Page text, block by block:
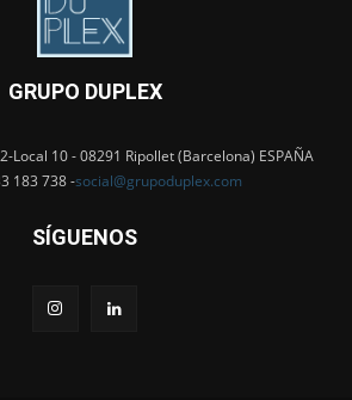
GRUPO DUPLEX
Local 10 - 08291 Ripollet (Barcelona) ESPAÑA
183 738 -social@grupoduplex.com
SÍGUENOS